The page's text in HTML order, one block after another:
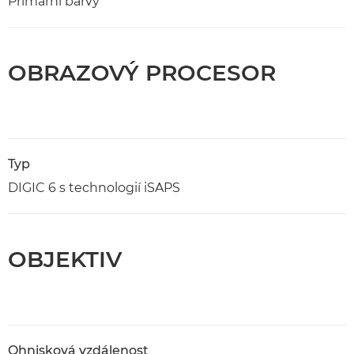
OBRAZOVÝ PROCESOR
Typ
DIGIC 6 s technologií iSAPS
OBJEKTIV
Ohnisková vzdálenost